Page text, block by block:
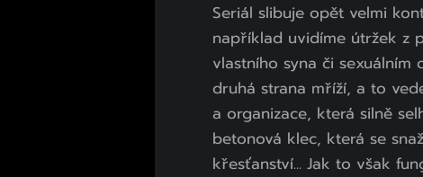
Seriál slibuje opět velmi
například uvidíme útržek z
vlastního syna či sexuálním
druhá strana mříží, a to
a organizace, která silně
betonová klec, která se
křesťanství... Jak to však